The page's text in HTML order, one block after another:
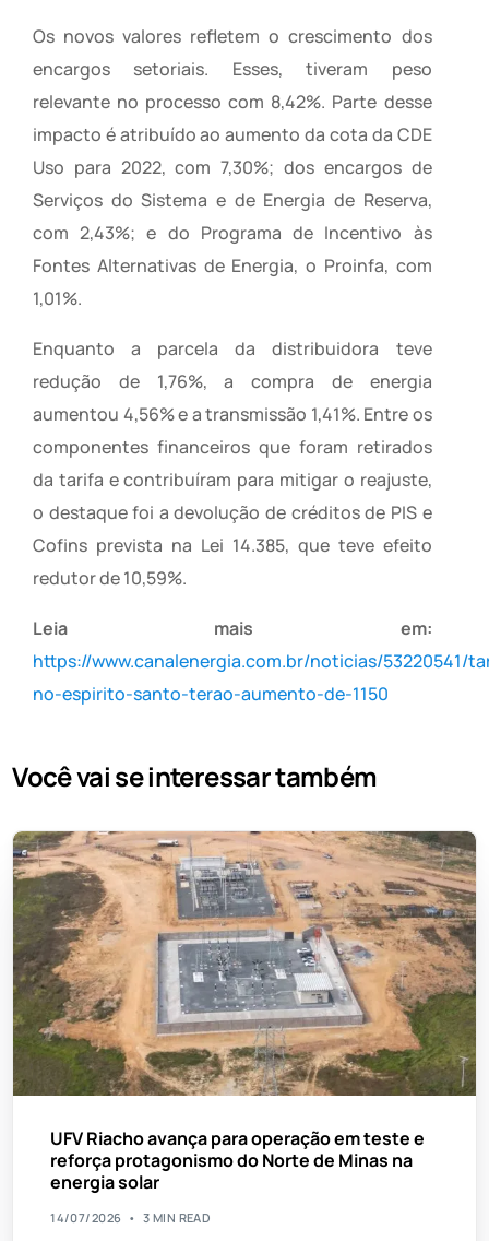
Os novos valores refletem o crescimento dos
encargos setoriais. Esses, tiveram peso
relevante no processo com 8,42%. Parte desse
impacto é atribuído ao aumento da cota da CDE
Uso para 2022, com 7,30%; dos encargos de
Serviços do Sistema e de Energia de Reserva,
com 2,43%; e do Programa de Incentivo às
Fontes Alternativas de Energia, o Proinfa, com
1,01%.
Enquanto a parcela da distribuidora teve
redução de 1,76%, a compra de energia
aumentou 4,56% e a transmissão 1,41%. Entre os
componentes financeiros que foram retirados
da tarifa e contribuíram para mitigar o reajuste,
o destaque foi a devolução de créditos de PIS e
Cofins prevista na Lei 14.385, que teve efeito
redutor de 10,59%.
Leia mais em:
https://www.canalenergia.com.br/noticias/53220541/
no-espirito-santo-terao-aumento-de-1150
Você vai se interessar também
UFV Riacho avança para operação em teste e
reforça protagonismo do Norte de Minas na
energia solar
14/07/2026 3 MIN READ